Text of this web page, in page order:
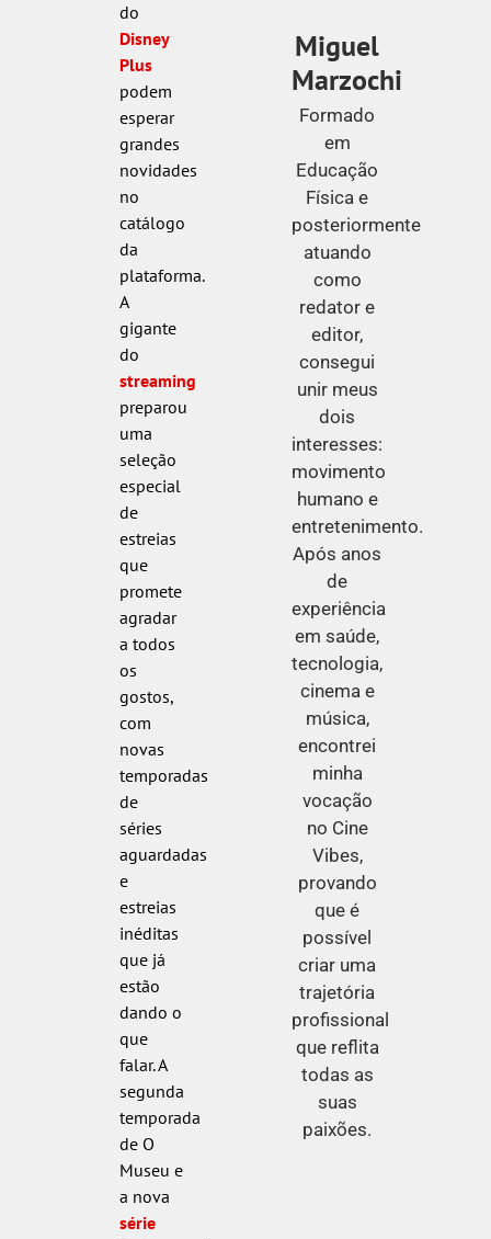
do
Disney
Plus
podem
esperar
grandes
novidades
no
catálogo
da
plataforma.
A
gigante
do
streaming
preparou
uma
seleção
especial
de
estreias
que
promete
agradar
a todos
os
gostos,
com
novas
temporadas
de
séries
aguardadas
e
estreias
inéditas
que já
estão
dando o
que
falar. A
segunda
temporada
de O
Museu e
a nova
série
Miguel
Marzochi
Formado
em
Educação
Física e
posteriormente
atuando
como
redator e
editor,
consegui
unir meus
dois
interesses:
movimento
humano e
entretenimento.
Após anos
de
experiência
em saúde,
tecnologia,
cinema e
música,
encontrei
minha
vocação
no Cine
Vibes,
provando
que é
possível
criar uma
trajetória
profissional
que reflita
todas as
suas
paixões.